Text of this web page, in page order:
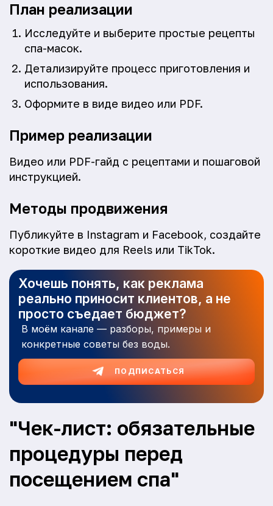
План реализации
Исследуйте и выберите простые рецепты
спа-масок.
Детализируйте процесс приготовления и
использования.
Оформите в виде видео или PDF.
Пример реализации
Видео или PDF-гайд с рецептами и пошаговой
инструкцией.
Методы продвижения
Публикуйте в Instagram и Facebook, создайте
короткие видео для Reels или TikTok.
Хочешь понять, как реклама
реально приносит клиентов, а не
просто съедает бюджет?
В моём канале — разборы, примеры и
конкретные советы без воды.
ПОДПИСАТЬСЯ
"Чек-лист: обязательные
процедуры перед
посещением спа"